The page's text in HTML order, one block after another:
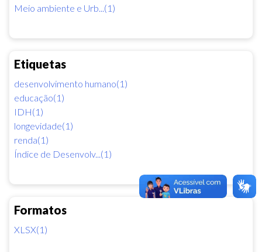
Meio ambiente e Urb...(1)
Etiquetas
desenvolvimento humano(1)
educação(1)
IDH(1)
longevidade(1)
renda(1)
Índice de Desenvolv...(1)
Formatos
XLSX(1)